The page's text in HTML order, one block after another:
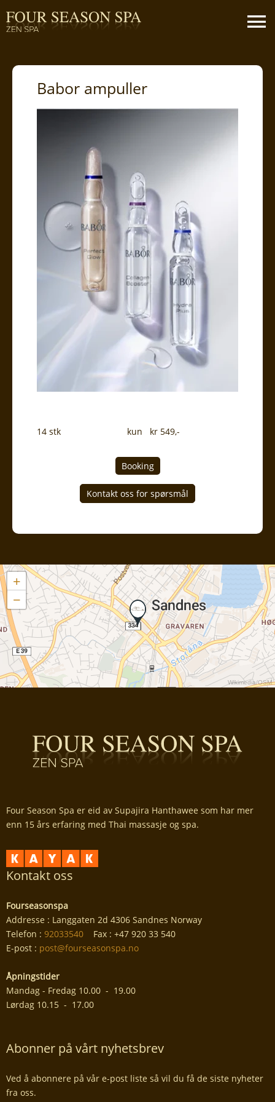
Babor ampuller
14 stk kun kr 549,-
Booking
+
−
Wikimedia/OSM
Four Season Spa er eid av Supajira Hanthawee som har mer
enn 15 års erfaring med Thai massasje og spa.
Kontakt oss
Fourseasonspa
Addresse : Langgaten 2d 4306 Sandnes Norway
Telefon : 92033540 Fax : +47 920 33 540
E-post : post@fourseasonspa.no
Åpningstider
Mandag - Fredag 10.00 - 19.00
Lørdag 10.15 - 17.00
Abonner på vårt nyhetsbrev
Ved å abonnere på vår e-post liste så vil du få de siste nyheter
fra oss.